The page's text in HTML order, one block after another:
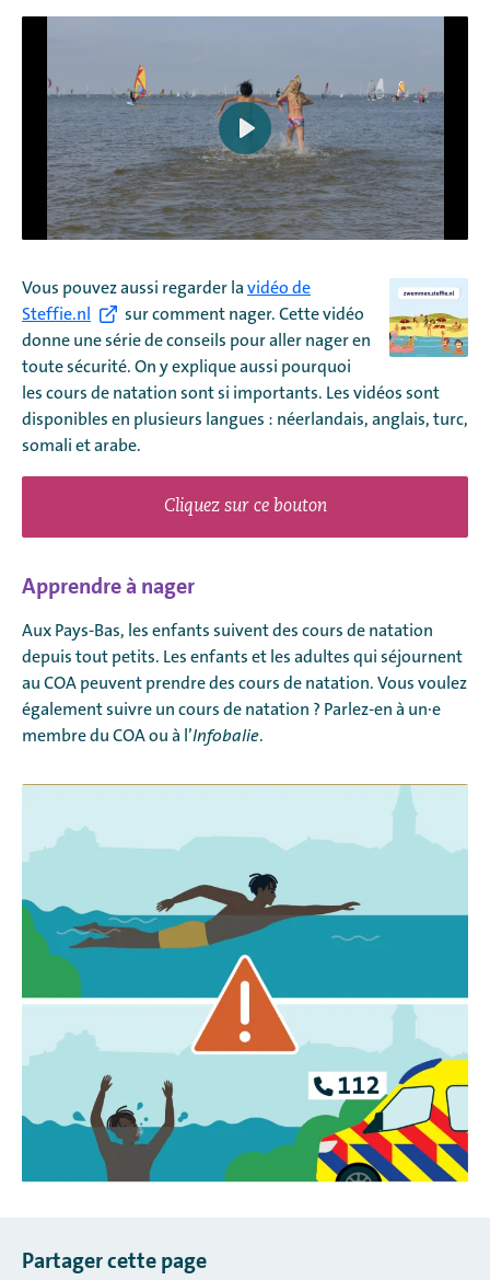
Play
Vous pouvez aussi regarder la vidéo de
Steffie.nl
sur comment nager. Cette vidéo
donne une série de conseils pour aller nager en
toute sécurité. On y explique aussi pourquoi
les cours de natation sont si importants. Les vidéos sont
disponibles en plusieurs langues : néerlandais, anglais, turc,
somali et arabe.
Cliquez sur ce bouton
Apprendre à nager
Aux Pays-Bas, les enfants suivent des cours de natation
depuis tout petits. Les enfants et les adultes qui séjournent
au COA peuvent prendre des cours de natation. Vous voulez
également suivre un cours de natation ? Parlez-en à un·e
membre du COA ou à l’Infobalie.
Partager cette page